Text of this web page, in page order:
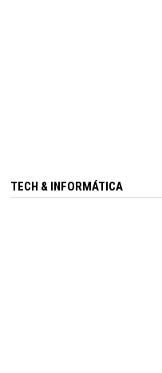
TECH & INFORMÁTICA